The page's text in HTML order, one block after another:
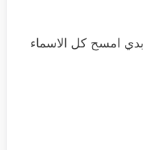
امسح كل الاسماء